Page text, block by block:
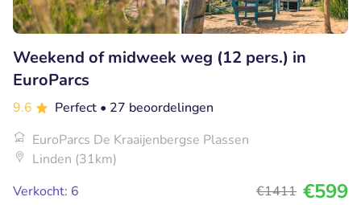
Weekend of midweek weg (12 pers.) in
EuroParcs
9.6 Perfect • 27 beoordelingen
EuroParcs De Kraaijenbergse Plassen
Linden (31km)
Verkocht: 6
€1411 €599